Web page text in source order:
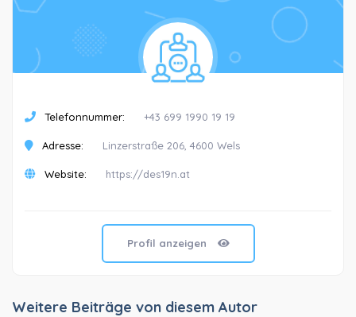
Telefonnummer: +43 699 1990 19 19
Adresse: Linzerstraße 206, 4600 Wels
Website: https://des19n.at
Profil anzeigen
Weitere Beiträge von diesem Autor